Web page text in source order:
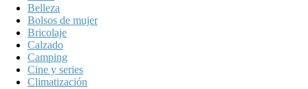
Belleza
Bolsos de mujer
Bricolaje
Calzado
Camping
Cine y series
Climatización